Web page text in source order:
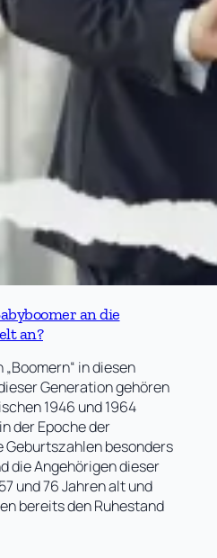
an die
an?
in diesen
Generation gehören
1946 und 1964
der Epoche der
Geburtszahlen besonders
die Angehörigen dieser
und 76 Jahren alt und
bereits den Ruhestand